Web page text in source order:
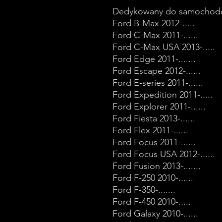
Dedykowany do
Ford B-Max 2012-.....
Ford C-Max 2011-......
Ford C-Max USA 2013-.....
Ford Edge 2011-.......
Ford Escape 2012-......
Ford E-series 2011-......
Ford Expedition 2011-.....
Ford Explorer 2011-......
Ford Fiesta 2013-......
Ford Flex 2011-......
Ford Focus 2011-......
Ford Focus USA 2012-......
Ford Fusion 2013-.......
Ford F-250 2010-......
Ford F-350-.......
Ford F-450 2010-.....
Ford Galaxy 2010-......